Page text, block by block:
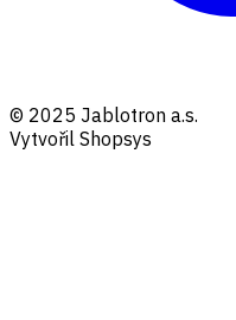
© 2025 Jablotron a.s.
Vytvořil Shopsys